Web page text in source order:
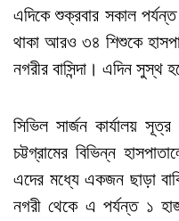
এদিকে শুক্রবার সকাল
থাকা আরও ৩৪ শিশুকে
নগরীর বাসিন্দা। এদিন সুস্থ
সিভিল সার্জন কার্যালয়
চট্টগ্রামের বিভিন্ন
এদের মধ্যে একজন ছাড়া
নগরী থেকে এ পর্যন্ত ১